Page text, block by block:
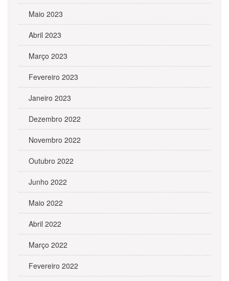
Maio 2023
Abril 2023
Março 2023
Fevereiro 2023
Janeiro 2023
Dezembro 2022
Novembro 2022
Outubro 2022
Junho 2022
Maio 2022
Abril 2022
Março 2022
Fevereiro 2022